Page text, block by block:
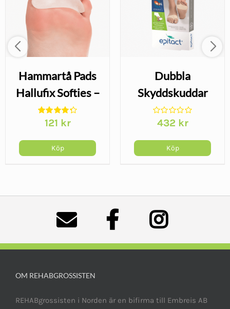
Hammartå Pads
Hallufix Softies –
gelskydd för
hammartå
121 kr
Köp
Dubbla
Skyddskuddar
Epitact – skydd
för trampdyna
och hallux valgus
432 kr
Köp
OM REHABGROSSISTEN
REHABgrossisten i Norden är en bifirma till Embreis AB